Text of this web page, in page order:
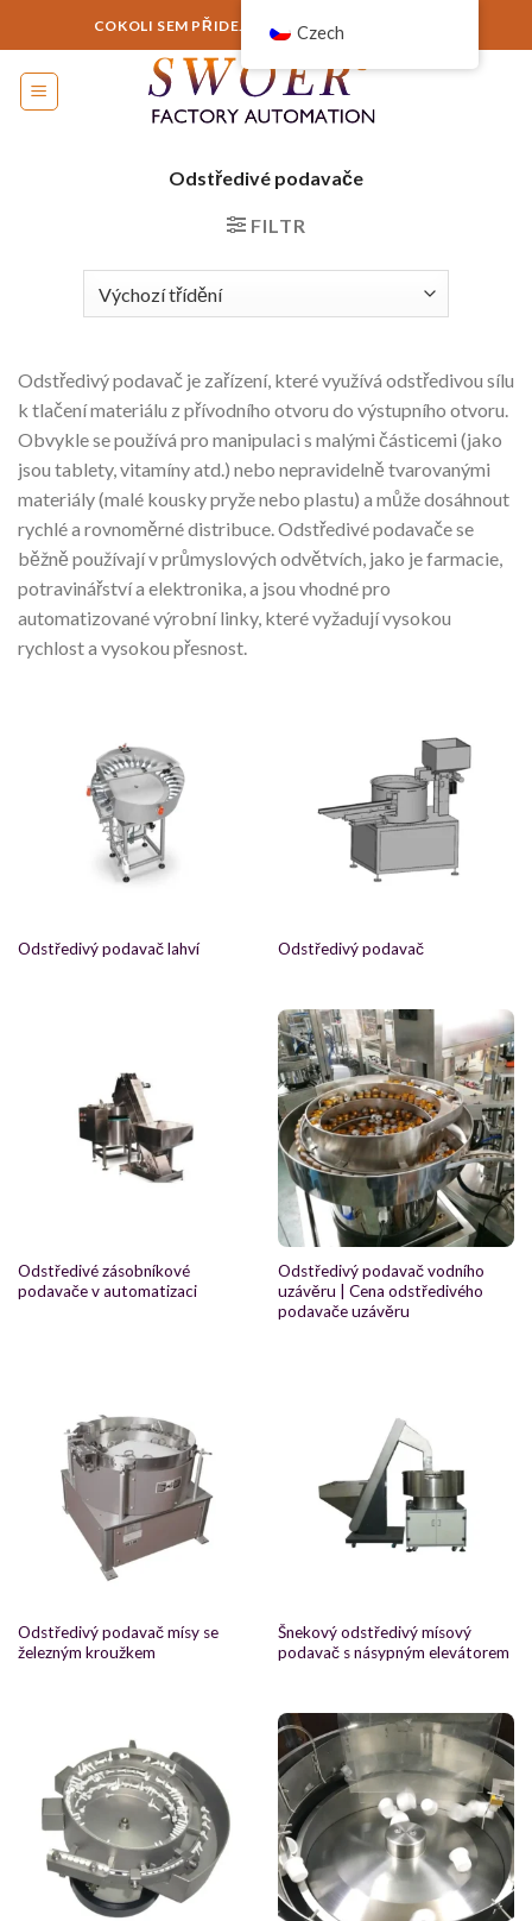
obsah
COKOLI SEM PŘIDEJTE NEBO TO ODEBERTE...
Odstředivé podavače
FILTR
Odstředivý podavač je zařízení, které využívá odstředivou sílu
k tlačení materiálu z přívodního otvoru do výstupního otvoru.
Obvykle se používá pro manipulaci s malými částicemi (jako
jsou tablety, vitamíny atd.) nebo nepravidelně tvarovanými
materiály (malé kousky pryže nebo plastu) a může dosáhnout
rychlé a rovnoměrné distribuce. Odstředivé podavače se
běžně používají v průmyslových odvětvích, jako je farmacie,
potravinářství a elektronika, a jsou vhodné pro
automatizované výrobní linky, které vyžadují vysokou
rychlost a vysokou přesnost.
Odstředivý podavač lahví Odstředivý podavač
Odstředivé zásobníkové
podavače v automatizaci
Odstředivý podavač vodního
uzávěru | Cena odstředivého
podavače uzávěru
Odstředivý podavač mísy se
železným kroužkem
Šnekový odstředivý mísový
podavač s násypným elevátorem
Czech